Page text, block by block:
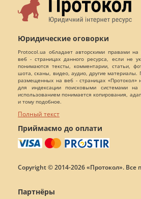
Юридические оговорки
Protocol.ua обладает авторскими правами
веб - страницах данного ресурса, если не
понимаются тексты, комментарии, статьи,
шота, сканы, видео, аудио, другие материалы.
размещенных на веб - страницах «Протокол»
для индексации поисковыми системами
использованием понимается копирования,
и тому подобное.
Полный текст
Приймаємо до оплати
Copyright © 2014-2026 «Протокол».
Партнёры